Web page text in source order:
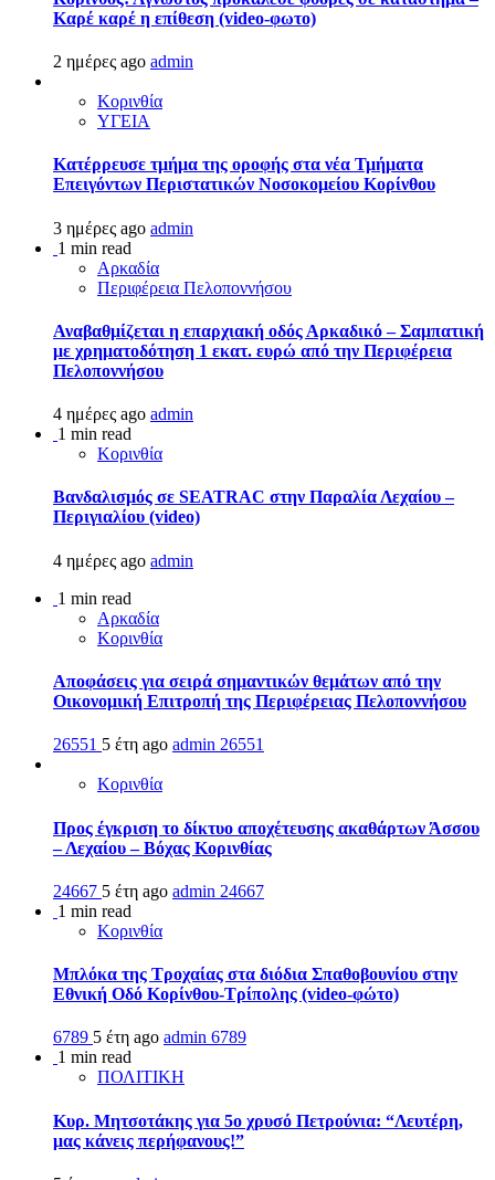
Καρέ καρέ η επίθεση (video-φωτο)
2 ημέρες ago admin
Κορινθία
ΥΓΕΙΑ
Kατέρρευσε τμήμα της οροφής στα νέα Τμήματα
Επειγόντων Περιστατικών Νοσοκομείου Κορίνθου
3 ημέρες ago admin
1 min read
Αρκαδία
Περιφέρεια Πελοποννήσου
Αναβαθμίζεται η επαρχιακή οδός Αρκαδικό – Σαμπατική
με χρηματοδότηση 1 εκατ. ευρώ από την Περιφέρεια
Πελοποννήσου
4 ημέρες ago admin
1 min read
Κορινθία
Βανδαλισμός σε SEATRAC στην Παραλία Λεχαίου –
Περιγιαλίου (video)
4 ημέρες ago admin
1 min read
Αρκαδία
Κορινθία
Αποφάσεις για σειρά σημαντικών θεμάτων από την
Οικονομική Επιτροπή της Περιφέρειας Πελοποννήσου
26551 5 έτη ago admin 26551
Κορινθία
Προς έγκριση το δίκτυο αποχέτευσης ακαθάρτων Άσσου
– Λεχαίου – Βόχας Κορινθίας
24667 5 έτη ago admin 24667
1 min read
Κορινθία
Μπλόκα της Τροχαίας στα διόδια Σπαθοβουνίου στην
Εθνική Οδό Κορίνθου-Τρίπολης (video-φώτο)
6789 5 έτη ago admin 6789
1 min read
ΠΟΛΙΤΙΚΗ
Κυρ. Μητσοτάκης για 5ο χρυσό Πετρούνια: “Λευτέρη,
μας κάνεις περήφανους!”